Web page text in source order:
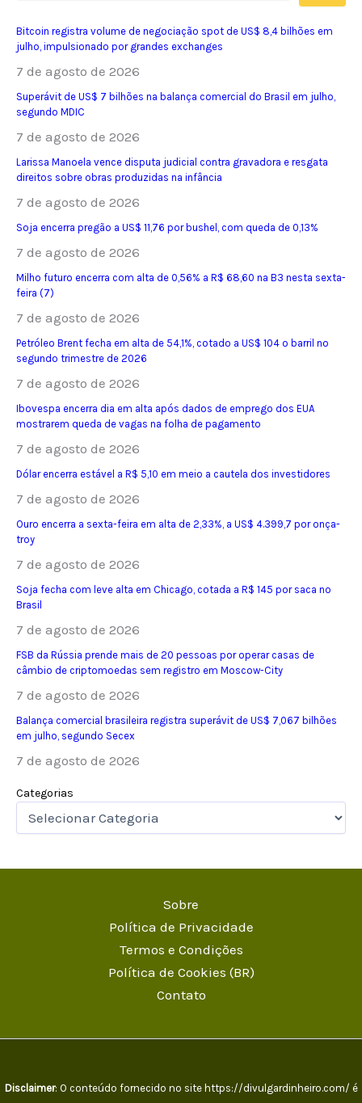
Bitcoin registra volume de negociação spot de US$ 8,4 bilhões em
julho, impulsionado por grandes exchanges
7 de agosto de 2026
Superávit de US$ 7 bilhões na balança comercial do Brasil em julho,
segundo MDIC
7 de agosto de 2026
Larissa Manoela vence disputa judicial contra gravadora e resgata
direitos sobre obras produzidas na infância
7 de agosto de 2026
Soja encerra pregão a US$ 11,76 por bushel, com queda de 0,13%
7 de agosto de 2026
Milho futuro encerra com alta de 0,56% a R$ 68,60 na B3 nesta sexta-
feira (7)
7 de agosto de 2026
Petróleo Brent fecha em alta de 54,1%, cotado a US$ 104 o barril no
segundo trimestre de 2026
7 de agosto de 2026
Ibovespa encerra dia em alta após dados de emprego dos EUA
mostrarem queda de vagas na folha de pagamento
7 de agosto de 2026
Dólar encerra estável a R$ 5,10 em meio a cautela dos investidores
7 de agosto de 2026
Ouro encerra a sexta-feira em alta de 2,33%, a US$ 4.399,7 por onça-
troy
7 de agosto de 2026
Soja fecha com leve alta em Chicago, cotada a R$ 145 por saca no
Brasil
7 de agosto de 2026
FSB da Rússia prende mais de 20 pessoas por operar casas de
câmbio de criptomoedas sem registro em Moscow-City
7 de agosto de 2026
Balança comercial brasileira registra superávit de US$ 7,067 bilhões
em julho, segundo Secex
7 de agosto de 2026
Categorias
Sobre
Política de Privacidade
Termos e Condições
Política de Cookies (BR)
Contato
Disclaimer: O conteúdo fornecido no site https://divulgardinheiro.com/ é